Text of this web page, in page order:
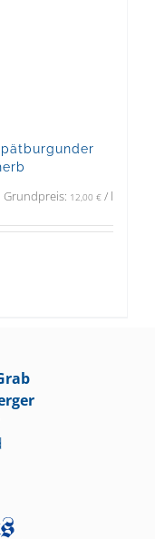
Grundpreis: 12,00 € / l